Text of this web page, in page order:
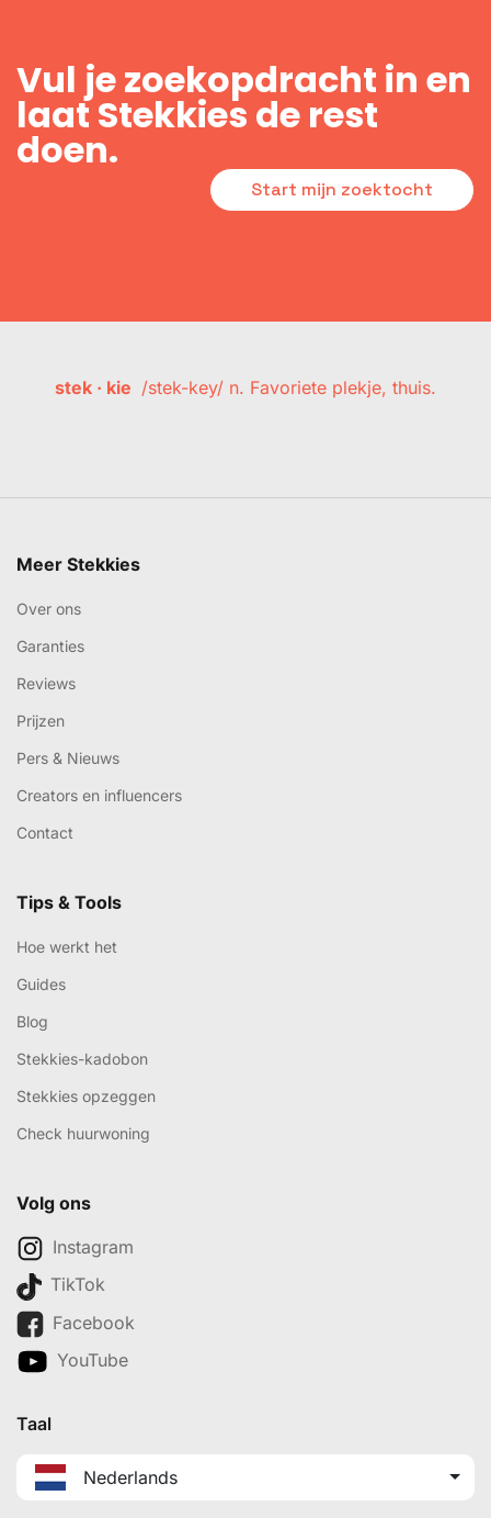
Vul je zoekopdracht in en
laat Stekkies de rest
doen.
Start mijn zoektocht
stek · kie /stek-key/ n. Favoriete plekje, thuis.
Meer Stekkies
Over ons
Garanties
Reviews
Prijzen
Pers & Nieuws
Creators en influencers
Contact
Tips & Tools
Hoe werkt het
Guides
Blog
Stekkies-kadobon
Stekkies opzeggen
Check huurwoning
Volg ons
Instagram
TikTok
Facebook
YouTube
Taal
Nederlands